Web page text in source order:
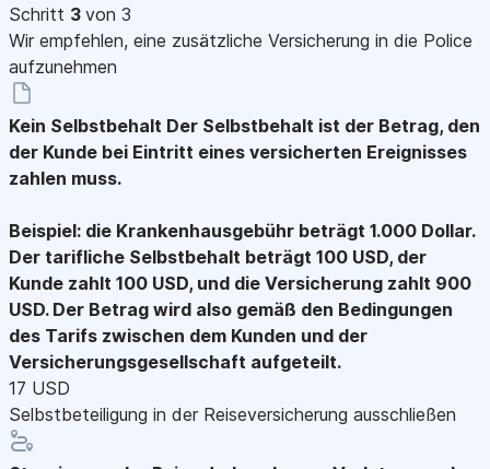
Schritt 3 von 3
Wir empfehlen, eine zusätzliche Versicherung in die Police
aufzunehmen
Kein Selbstbehalt Der Selbstbehalt ist der Betrag, den
der Kunde bei Eintritt eines versicherten Ereignisses
zahlen muss.
Beispiel: die Krankenhausgebühr beträgt 1.000 Dollar.
Der tarifliche Selbstbehalt beträgt 100 USD, der
Kunde zahlt 100 USD, und die Versicherung zahlt 900
USD. Der Betrag wird also gemäß den Bedingungen
des Tarifs zwischen dem Kunden und der
Versicherungsgesellschaft aufgeteilt.
17 USD
Selbstbeteiligung in der Reiseversicherung ausschließen